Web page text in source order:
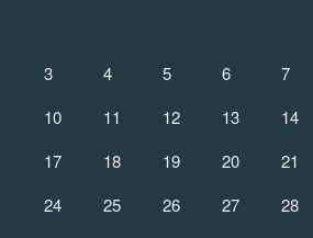
3
4 5 6 7
10
11 12 13 14
17
18 19 20 21
24
25 26 27 28